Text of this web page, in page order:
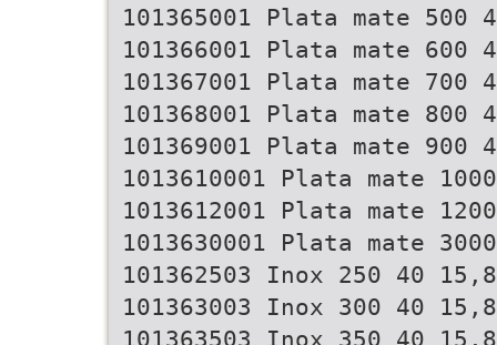
101365001 Plata mate 500
101366001 Plata mate 600
101367001 Plata mate 700
101368001 Plata mate 800
101369001 Plata mate 900
1013610001 Plata mate
1013612001 Plata mate
1013630001 Plata mate
101362503 Inox 250 40
101363003 Inox 300 40
101363503 Inox 350 40